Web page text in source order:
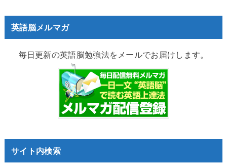
英語脳メルマガ
毎日更新の英語脳勉強法をメールでお届けします。
サイト内検索